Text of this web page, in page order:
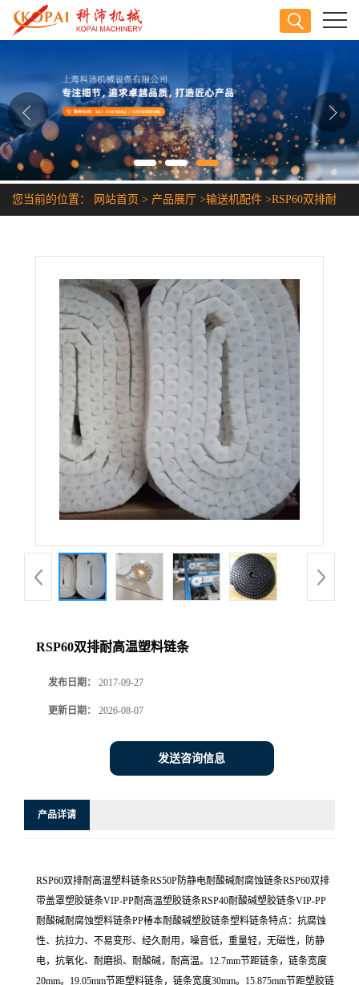
公司介绍
公司动态
产品展厅
证书荣誉
您当前的位置： 网站首页 > 产品展厅 >输送机配件 >RSP60双排耐
RSP60双排耐高温塑料链条
发布日期： 2017-09-27
更新日期： 2026-08-07
发送咨询信息
产品详请
RSP60双排耐高温塑料链条RS50P防静电耐酸碱耐腐蚀链条RSP60双排
带盖罩塑胶链条VIP-PP耐高温塑胶链条RSP40耐酸碱塑胶链条VIP-PP
耐酸碱耐腐蚀塑料链条PP椿本耐酸碱塑胶链条塑料链条特点：抗腐蚀
性、抗拉力、不易变形、经久耐用，噪音低，重量轻，无磁性，防静
电，抗氧化、耐磨损、耐酸碱，耐高温。12.7mm节距链条，链条宽度
20mm。19.05mm节距塑料链条，链条宽度30mm。15.875mm节距塑胶链